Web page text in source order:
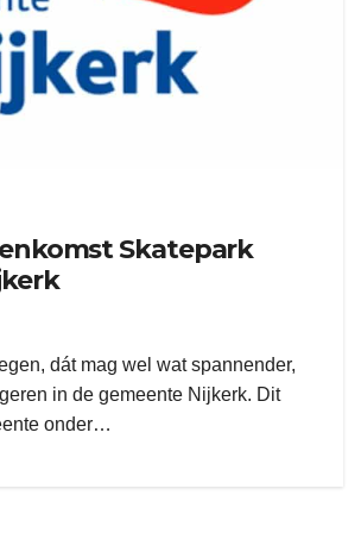
Skatepark
dát mag wel wat spannender,
in de gemeente Nijkerk. Dit
onder…